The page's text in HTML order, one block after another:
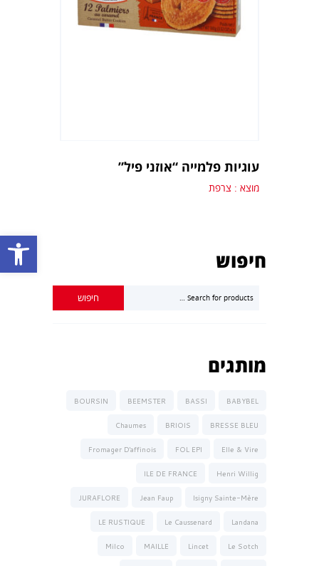
פתח סרגל נגישות
עוגיות פלמייה “אוזני פיל”
מוצא : צרפת
חיפוש
מותגים
BABYBEL
BASSI
BEEMSTER
BOURSIN
BRESSE BLEU
BRIOIS
Chaumes
Elle & Vire
FOL EPI
Fromager D'affinois
Henri Willig
ILE DE FRANCE
Isigny Sainte-Mère
Jean Faup
JURAFLORE
Landana
Le Caussenard
LE RUSTIQUE
Le Sotch
Lincet
MAILLE
Milco